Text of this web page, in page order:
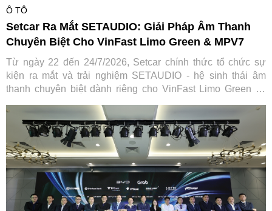
Ô TÔ
Setcar Ra Mắt SETAUDIO: Giải Pháp Âm Thanh
Chuyên Biệt Cho VinFast Limo Green & MPV7
Từ ngày 22 đến 24/7/2026, Setcar chính thức tổ chức sự
kiện ra mắt và trải nghiệm SETAUDIO - hệ sinh thái âm
thanh chuyên biệt dành riêng cho VinFast Limo Green và
cũ đổi mới" tiết kiệm tới 7,2 triệu đồng.